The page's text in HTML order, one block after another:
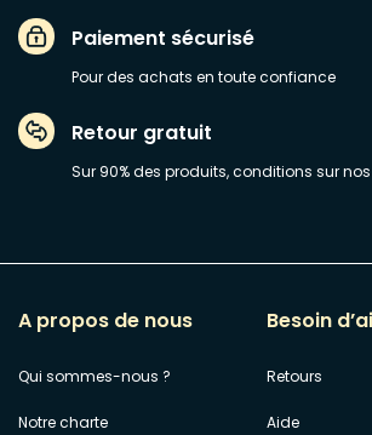
Paiement sécurisé
Pour des achats en toute confiance
Retour gratuit
Sur 90% des produits, conditions sur
A propos de nous
Qui sommes-nous ?
Notre charte
Besoin
Retours
Aide